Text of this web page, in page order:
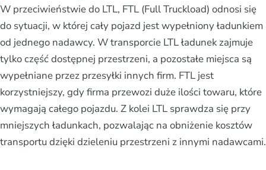
W przeciwieństwie do LTL, FTL (Full Truckload) odnosi się
do sytuacji, w której cały pojazd jest wypełniony ładunkiem
od jednego nadawcy. W transporcie LTL ładunek zajmuje
tylko część dostępnej przestrzeni, a pozostałe miejsca są
wypełniane przez przesyłki innych firm. FTL jest
korzystniejszy, gdy firma przewozi duże ilości towaru, które
wymagają całego pojazdu. Z kolei LTL sprawdza się przy
mniejszych ładunkach, pozwalając na obniżenie kosztów
transportu dzięki dzieleniu przestrzeni z innymi nadawcami.